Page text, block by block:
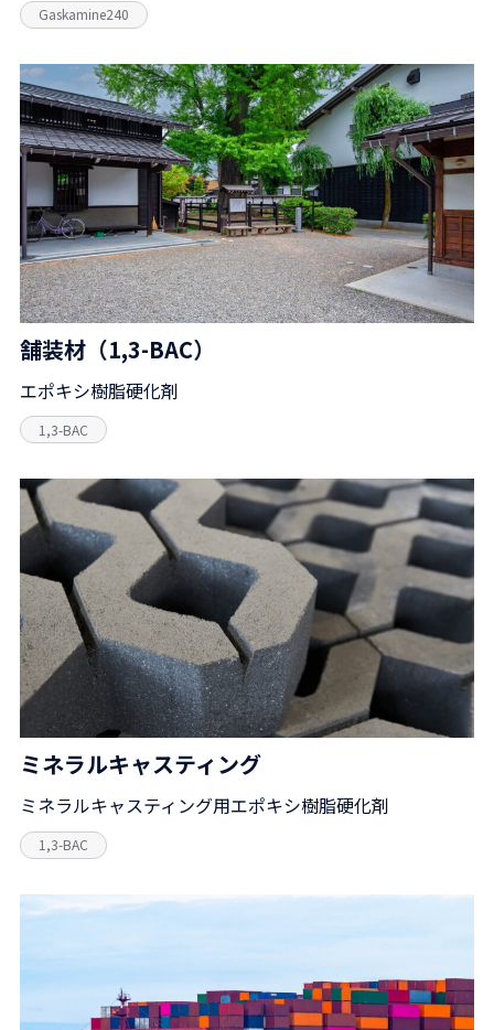
Gaskamine240
舗装材（1,3-BAC）
エポキシ樹脂硬化剤
1,3-BAC
ミネラルキャスティング
ミネラルキャスティング用エポキシ樹脂硬化剤
1,3-BAC